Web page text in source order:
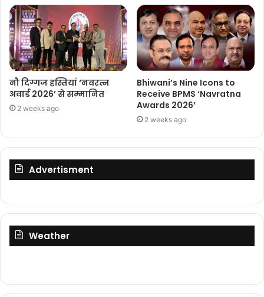
नौ दिग्गज हस्तियां ‘नवरत्न
अवार्ड 2026’ से सम्मानित
2 weeks ago
Bhiwani’s Nine Icons to
Receive BPMS ‘Navratna
Awards 2026’
2 weeks ago
Advertisment
Weather